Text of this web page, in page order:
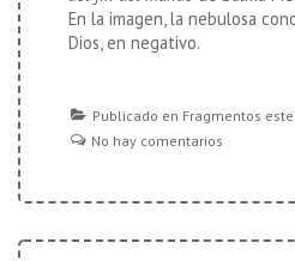
En la imagen, la nebulosa
Dios, en negativo.
Publicado en Fragmentos
No hay comentarios